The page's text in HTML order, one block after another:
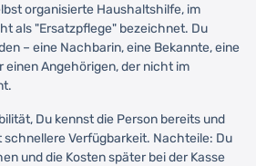
organisierte Haushaltshilfe, im
als "Ersatzpflege" bezeichnet. Du
– eine Nachbarin, eine Bekannte, eine
einen Angehörigen, der nicht im
Du kennst die Person bereits und
Verfügbarkeit. Nachteile: Du
und die Kosten später bei der Kasse